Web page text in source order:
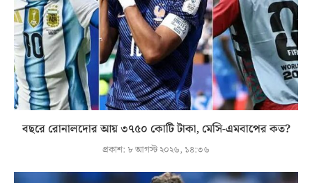
বছরে রোনালদোর আয় ৩৭৫০ কোটি টাকা, মেসি-এমবাপের কত?
প্রকাশ: ৮ আগস্ট ২০২৬, ১৪:৩৬